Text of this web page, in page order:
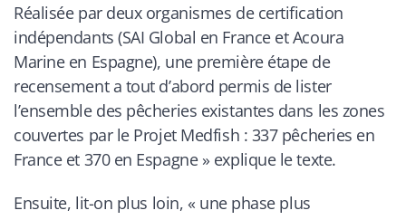
Réalisée par deux organismes de certification
indépendants (SAI Global en France et Acoura
Marine en Espagne), une première étape de
recensement a tout d’abord permis de lister
l’ensemble des pêcheries existantes dans les zones
couvertes par le Projet Medfish : 337 pêcheries en
France et 370 en Espagne» explique le texte.
Ensuite, lit-on plus loin, « une phase plus